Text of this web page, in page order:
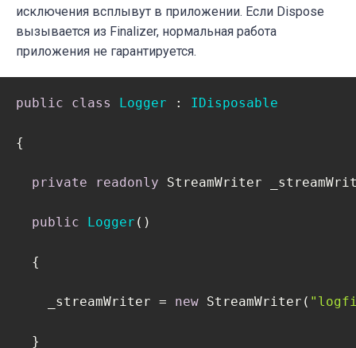
return;
    Marshal.FreeHGlobal(pointer);
исключения всплывут в приложении. Если Dispose
вызывается из Finalizer, нормальная работа
приложения не гарантируется.
public class Logger : IDisposable
{
private readonly StreamWriter
public Logger ( )
  {
    _streamWriter =
new StreamWriter(
  }